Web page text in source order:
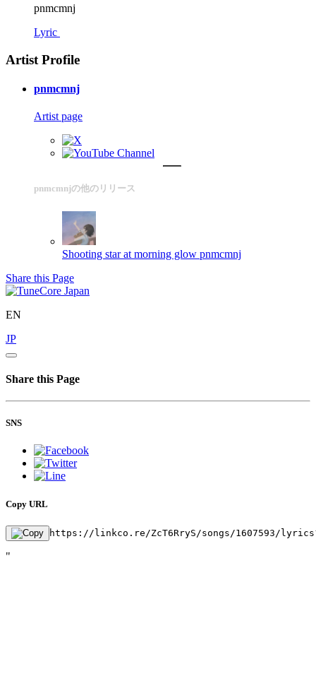
pnmcmnj
Lyric
Artist Profile
pnmcmnj
Artist page
pnmcmnjの他のリリース
Shooting star at morning glow pnmcmnj
Share this Page
EN
JP
Share this Page
SNS
Copy URL
https://linkco.re/ZcT6RryS/songs/1607593/
"